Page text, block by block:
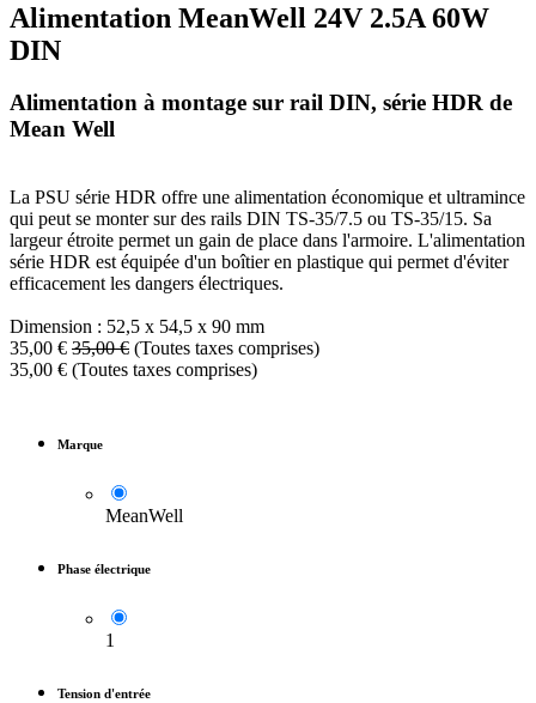
Alimentation MeanWell 24V 2.5A 60W
DIN
Alimentation à montage sur rail DIN, série HDR de
Mean Well
La PSU série HDR offre une alimentation économique et ultramince
qui peut se monter sur des rails DIN TS-35/7.5 ou TS-35/15. Sa
largeur étroite permet un gain de place dans l'armoire. L'alimentation
série HDR est équipée d'un boîtier en plastique qui permet d'éviter
efficacement les dangers électriques.
Dimension : 52,5 x 54,5 x 90 mm
35,00 € 35,00€ (Toutes taxes comprises)
35,00 € (Toutes taxes comprises)
Marque
MeanWell
Phase électrique
1
Tension d'entrée